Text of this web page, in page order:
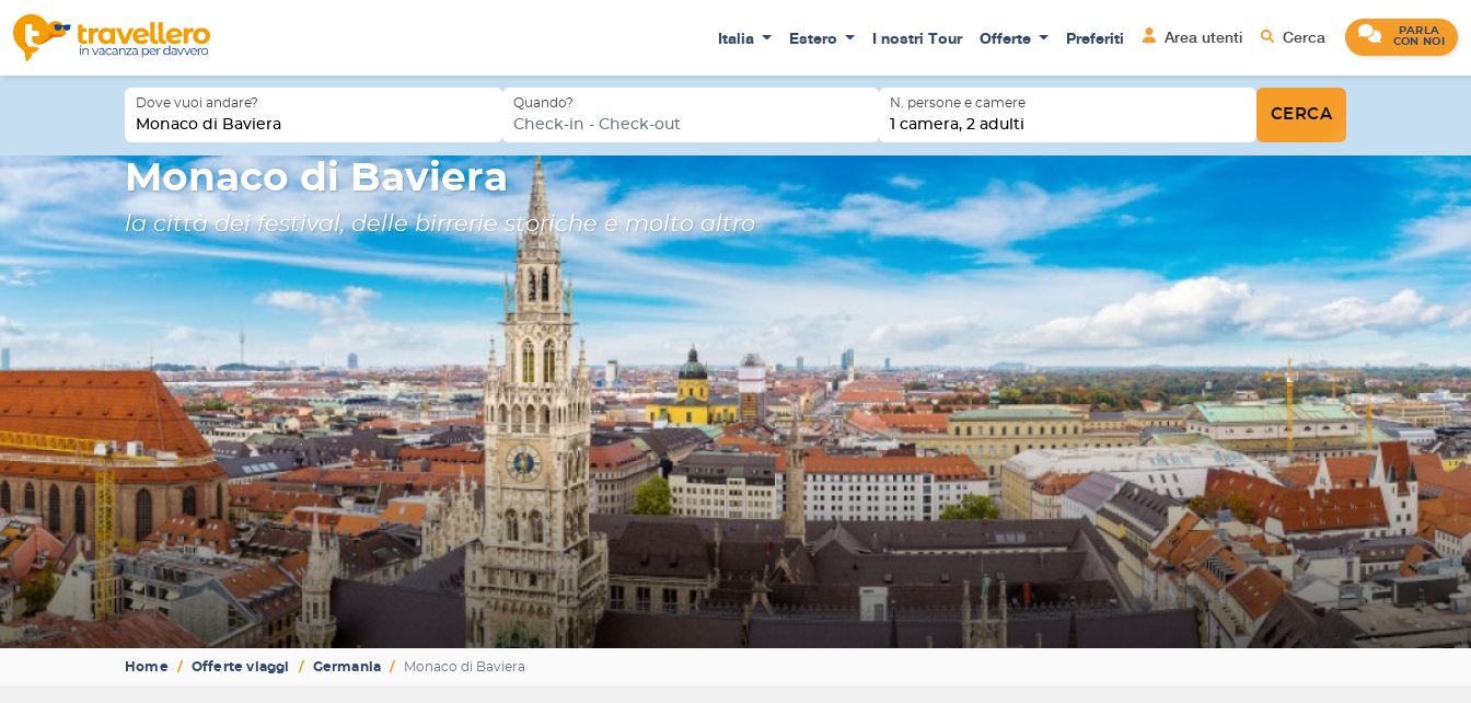
Italia Estero I nostri Tour Offerte Preferiti Area utenti Cerca
PARLA
CON NOI
Dove vuoi andare?
Monaco di Baviera
Quando?
Check-in - Check-out
N. persone e camere
1 camera, 2 adulti
CERCA
Monaco di Baviera
la città dei festival, delle birrerie storiche e molto altro
Home Offerte viaggi Germania Monaco di Baviera